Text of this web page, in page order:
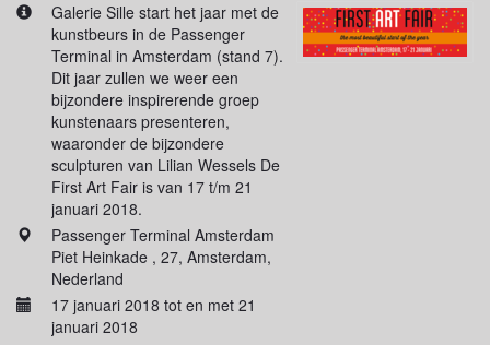
Galerie Sille start het jaar met de
kunstbeurs in de Passenger
Terminal in Amsterdam (stand 7).
Dit jaar zullen we weer een
bijzondere inspirerende groep
kunstenaars presenteren,
waaronder de bijzondere
sculpturen van Lilian Wessels De
First Art Fair is van 17 t/m 21
januari 2018.
Passenger Terminal Amsterdam
Piet Heinkade , 27, Amsterdam,
Nederland
17 januari 2018 tot en met 21
januari 2018